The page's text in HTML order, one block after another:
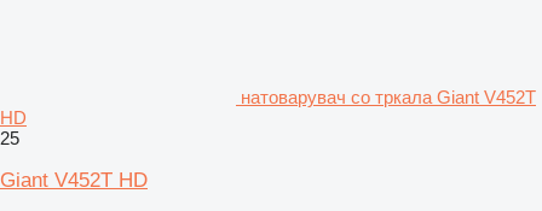
натоварувач со тркала Giant V452T
HD
25
Giant V452T HD